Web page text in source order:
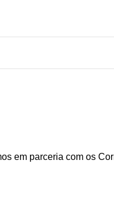
em parceria com os